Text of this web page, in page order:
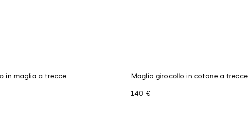
in maglia a trecce Maglia girocollo in cotone a trecce
140 €